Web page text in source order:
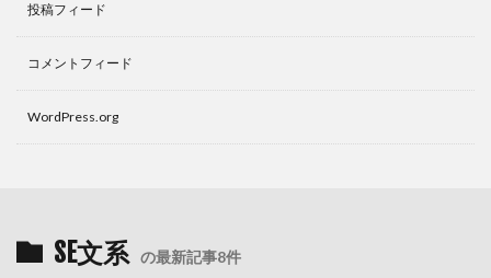
投稿フィード
コメントフィード
WordPress.org
SE文系 の最新記事8件